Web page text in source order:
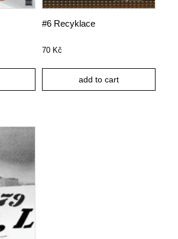
#6 Recyklace
70 Kč
add to cart